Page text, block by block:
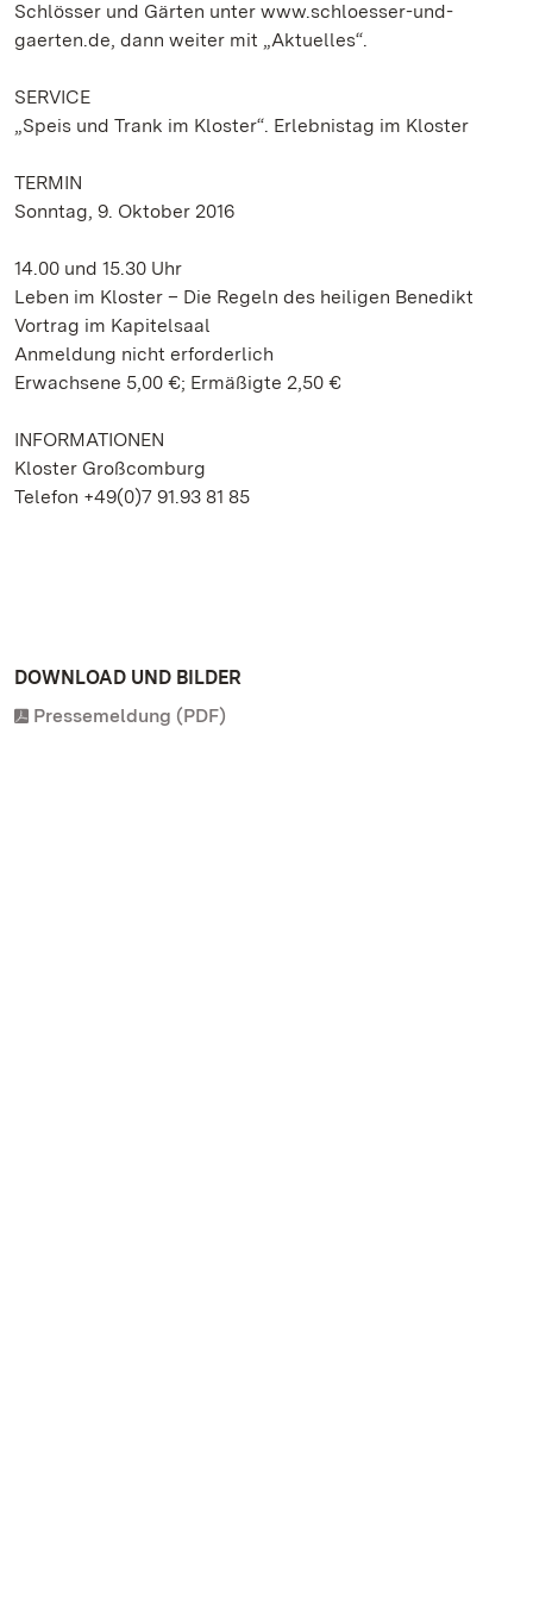
Schlösser und Gärten unter www.schloesser-und-
gaerten.de, dann weiter mit „Aktuelles“.
SERVICE
„Speis und Trank im Kloster“. Erlebnistag im Kloster
TERMIN
Sonntag, 9. Oktober 2016
14.00 und 15.30 Uhr
Leben im Kloster – Die Regeln des heiligen Benedikt
Vortrag im Kapitelsaal
Anmeldung nicht erforderlich
Erwachsene 5,00 €; Ermäßigte 2,50 €
INFORMATIONEN
Kloster Großcomburg
Telefon +49(0)7 91.93 81 85
DOWNLOAD UND BILDER
Pressemeldung (PDF)